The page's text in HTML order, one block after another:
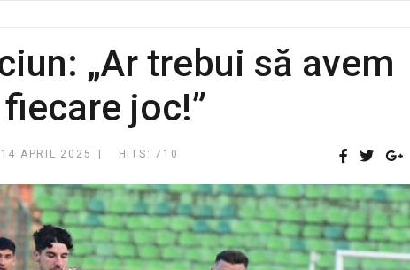
„Ar trebui să avem
joc!”
14 APRIL 2025 HITS: 710